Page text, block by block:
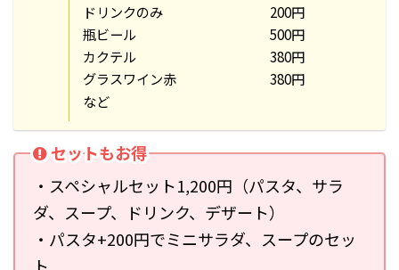
ドリンクのみ 200円
瓶ビール 500円
カクテル 380円
グラスワイン赤 380円
など
セットもお得
・スペシャルセット1,200円（パスタ、サラ
ダ、スープ、ドリンク、デザート）
・パスタ+200円でミニサラダ、スープのセッ
ト